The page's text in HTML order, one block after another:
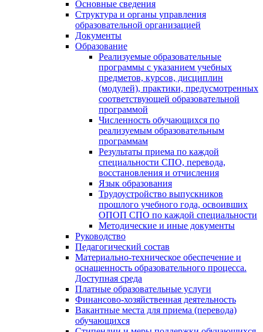
Основные сведения
Структура и органы управления
образовательной организацией
Документы
Образование
Реализуемые образовательные
программы с указанием учебных
предметов, курсов, дисциплин
(модулей), практики, предусмотренных
соответствующей образовательной
программой
Численность обучающихся по
реализуемым образовательным
программам
Результаты приема по каждой
специальности СПО, перевода,
восстановления и отчисления
Язык образования
Трудоустройство выпускников
прошлого учебного года, освоивших
ОПОП СПО по каждой специальности
Методические и иные документы
Руководство
Педагогический состав
Материально-техническое обеспечение и
оснащенность образовательного процесса.
Доступная среда
Платные образовательные услуги
Финансово-хозяйственная деятельность
Вакантные места для приема (перевода)
обучающихся